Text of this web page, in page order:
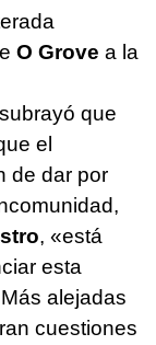
O Grove a la
que
el
de dar por
, «está
esta
alejadas
cuestiones